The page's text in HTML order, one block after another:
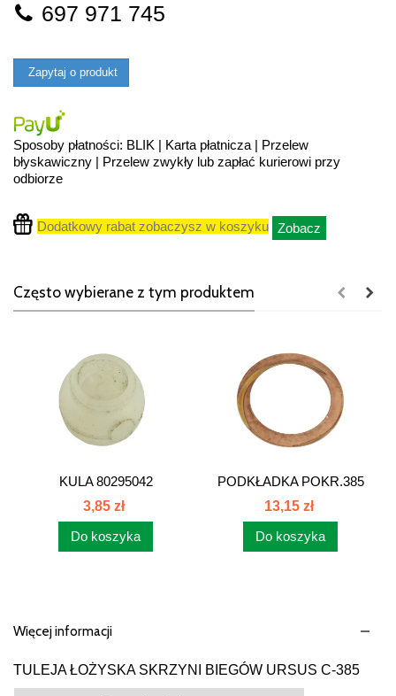
697 971 745
Zapytaj o produkt
Sposoby płatności: BLIK | Karta płatnicza | Przelew
błyskawiczny | Przelew zwykły lub zapłać kurierowi przy
odbiorze
Dodatkowy rabat zobaczysz w koszyku Zobacz
Często wybierane z tym produktem
KULA 80295042
3,85 zł
Do koszyka
PODKŁADKA POKR.385
80126072
13,15 zł
Do koszyka
Więcej informacji
TULEJA ŁOŻYSKA SKRZYNI BIEGÓW URSUS C-385